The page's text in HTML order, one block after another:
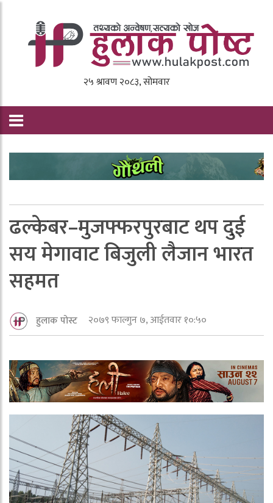
ढल्केबर–मुजफ्फरपुरबाट थप दुई
सय मेगावाट बिजुली लैजान भारत
सहमत
हुलाक पोस्ट २०७९ फाल्गुन ७, आईतवार १०:५०